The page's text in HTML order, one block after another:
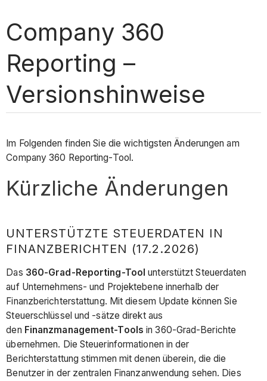
Company 360
Reporting –
Versionshinweise
Im Folgenden finden Sie die wichtigsten Änderungen am
Company 360 Reporting-Tool.
Kürzliche Änderungen
UNTERSTÜTZTE STEUERDATEN IN
FINANZBERICHTEN (17.2.2026)
Das 360-Grad-Reporting-Tool unterstützt Steuerdaten
auf Unternehmens- und Projektebene innerhalb der
Finanzberichterstattung. Mit diesem Update können Sie
Steuerschlüssel und -sätze direkt aus
den Finanzmanagement-Tools in 360-Grad-Berichte
übernehmen. Die Steuerinformationen in der
Berichterstattung stimmen mit denen überein, die die
Benutzer in der zentralen Finanzanwendung sehen. Dies